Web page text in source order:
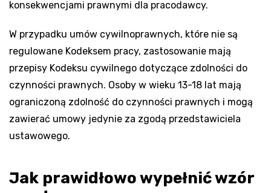
konsekwencjami prawnymi dla pracodawcy.
W przypadku umów cywilnoprawnych, które nie są
regulowane Kodeksem pracy, zastosowanie mają
przepisy Kodeksu cywilnego dotyczące zdolności do
czynności prawnych. Osoby w wieku 13-18 lat mają
ograniczoną zdolność do czynności prawnych i mogą
zawierać umowy jedynie za zgodą przedstawiciela
ustawowego.
Jak prawidłowo wypełnić wzór